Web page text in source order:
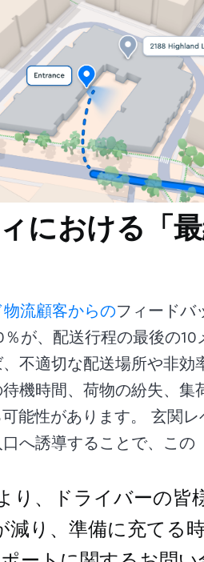
における「最
流顧客からのフィードバ
が、配送行程の最後の10
不適切な配送場所や非効
機時間、荷物の紛失、集
能性があります。 玄関
へ誘導することで、この
り、ドライバーの皆
減り、準備に充てる